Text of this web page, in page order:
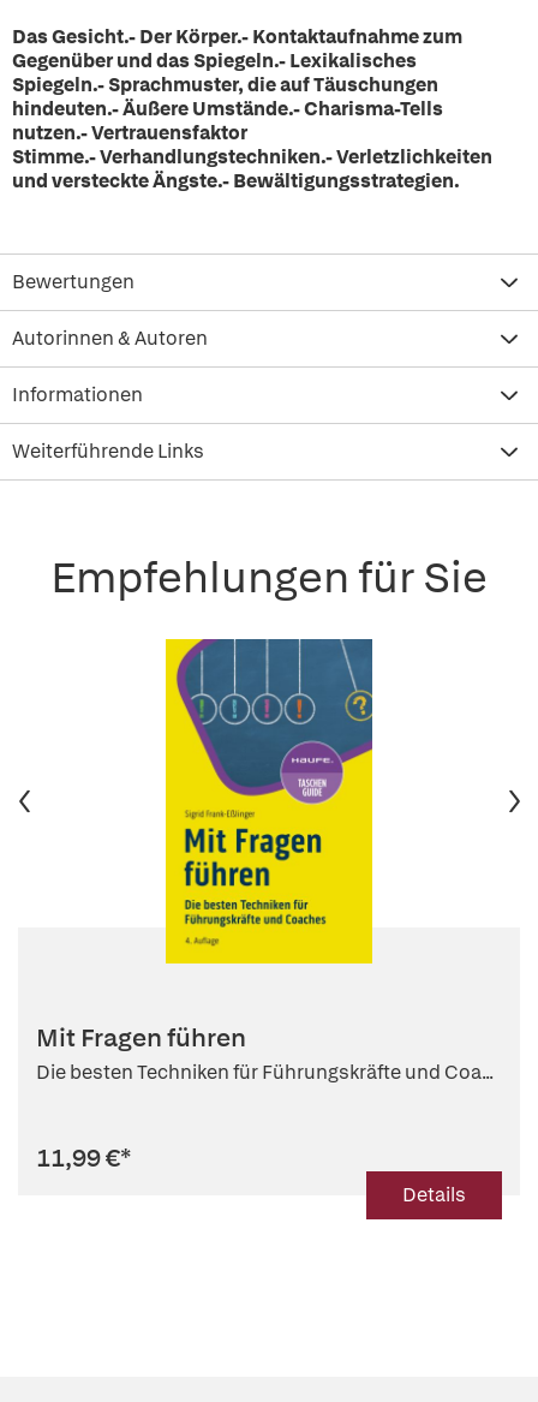
Das Gesicht.- Der Körper.- Kontaktaufnahme zum
Gegenüber und das Spiegeln.- Lexikalisches
Spiegeln.- Sprachmuster, die auf Täuschungen
hindeuten.- Äußere Umstände.- Charisma-Tells
nutzen.- Vertrauensfaktor
Stimme.- Verhandlungstechniken.- Verletzlichkeiten
und versteckte Ängste.- Bewältigungsstrategien.
Bewertungen
Autorinnen & Autoren
Informationen
Weiterführende Links
Empfehlungen für Sie
Mit Fragen führen
Die besten Techniken für Führungskräfte und Coa...
11,99 €*
Details